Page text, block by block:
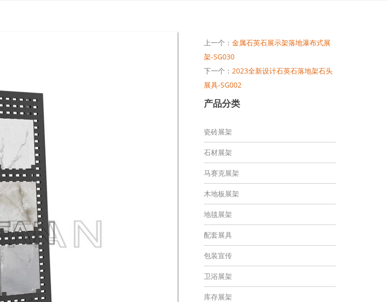
上一个： 金属石英石展示架落地瀑布式展
架-SG030
下一个： 2023全新设计石英石落地架石头
展具-SG002
产品分类
瓷砖展架
石材展架
马赛克展架
木地板展架
地毯展架
配套展具
包装宣传
卫浴展架
库存展架